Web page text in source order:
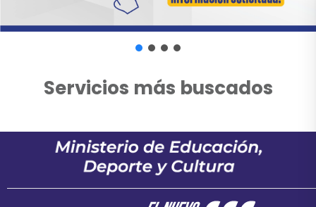
Servicios más buscados